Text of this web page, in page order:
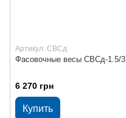
Артикул: СВСд
Фасовочные весы СВСд-1.5/3
6 270 грн
Купить